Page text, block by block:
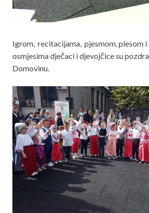
Igrom, recitacijama, pjesmom, plesom
osmjesima dječaci i djevojčice su
Domovinu.